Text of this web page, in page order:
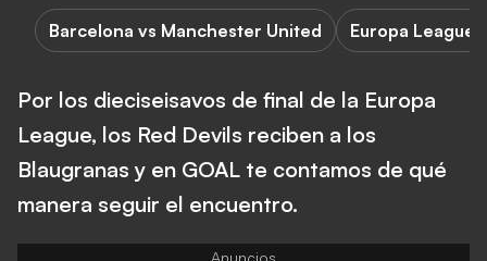
Barcelona vs Manchester United Europa League
Por los dieciseisavos de final de la Europa
League, los Red Devils reciben a los
Blaugranas y en GOAL te contamos de qué
manera seguir el encuentro.